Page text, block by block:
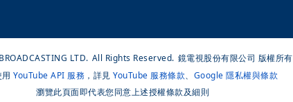
LTD. All Rights Reserved. 鏡電視股份有限公司 版權所有
YouTube API 服務 ，詳見 YouTube 服務條款、 Google 隱私權與條款
瀏覽此頁面即代表您同意上述授權條款及細則